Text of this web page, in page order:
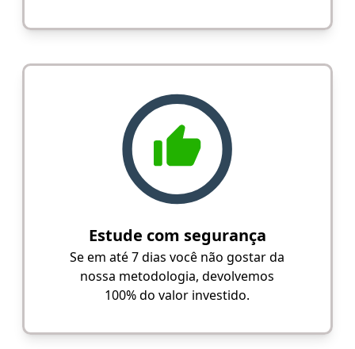
Estude com segurança
Se em até 7 dias você não gostar da
nossa metodologia, devolvemos
100% do valor investido.